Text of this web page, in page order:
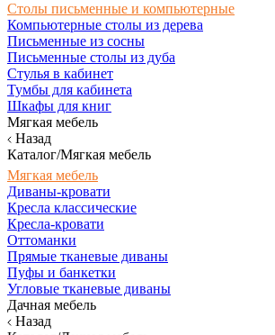
Столы письменные и компьютерные
Компьютерные столы из дерева
Письменные из сосны
Письменные столы из дуба
Стулья в кабинет
Тумбы для кабинета
Шкафы для книг
Мягкая мебель
Назад
Каталог/Мягкая мебель
Мягкая мебель
Диваны-кровати
Кресла классические
Кресла-кровати
Оттоманки
Прямые тканевые диваны
Пуфы и банкетки
Угловые тканевые диваны
Дачная мебель
Назад